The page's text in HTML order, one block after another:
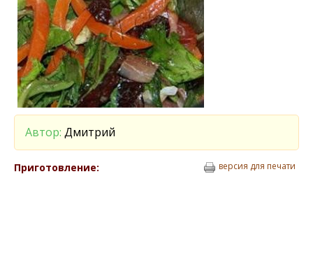
Автор: Дмитрий
Приготовление: версия для печати